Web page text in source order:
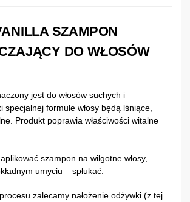
SZAMPON
DO WŁOSÓW
jest do włosów suchych i
specjalnej formule włosy będą lśniące,
Produkt poprawia właściwości witalne
szampon na wilgotne włosy,
umyciu – spłukać.
zalecamy nałożenie odżywki (z tej